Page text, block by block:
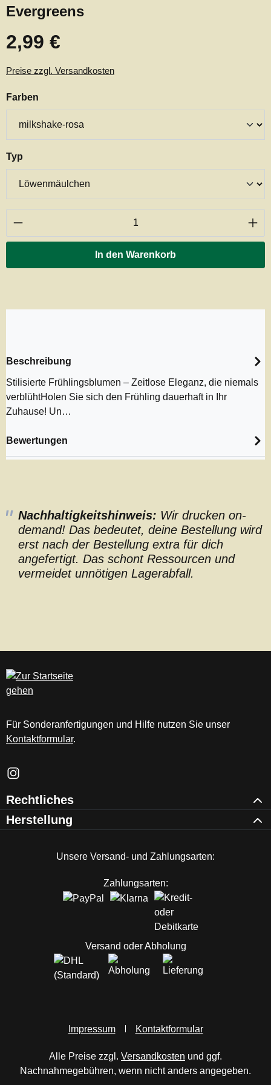
Evergreens
Regulärer Preis:
2,99 €
Preise zzgl. Versandkosten
Farben
Typ
Produkt Anzahl: Gib den gewünschten
In den Warenkorb
Beschreibung
Stilisierte Frühlingsblumen – Zeitlose Eleganz, die niemals
verblühtHolen Sie sich den Frühling dauerhaft in Ihr
Zuhause! Un…
Bewertungen
Nachhaltigkeitshinweis: Wir drucken on-
demand! Das bedeutet, deine Bestellung wird
erst nach der Bestellung extra für dich
angefertigt. Das schont Ressourcen und
vermeidet unnötigen Lagerabfall.
Für Sonderanfertigungen und Hilfe nutzen Sie unser
Kontaktformular.
Schau auf Instagram vorbei – öffnet in neuem Tab (externer
Rechtliches
Herstellung
Unsere Versand- und Zahlungsarten:
Zahlungsarten:
Versand oder Abholung
Impressum Kontaktformular
Alle Preise zzgl. Versandkosten und ggf.
Nachnahmegebühren, wenn nicht anders angegeben.